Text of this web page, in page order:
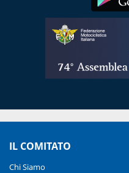
IL COMITATO
Chi Siamo